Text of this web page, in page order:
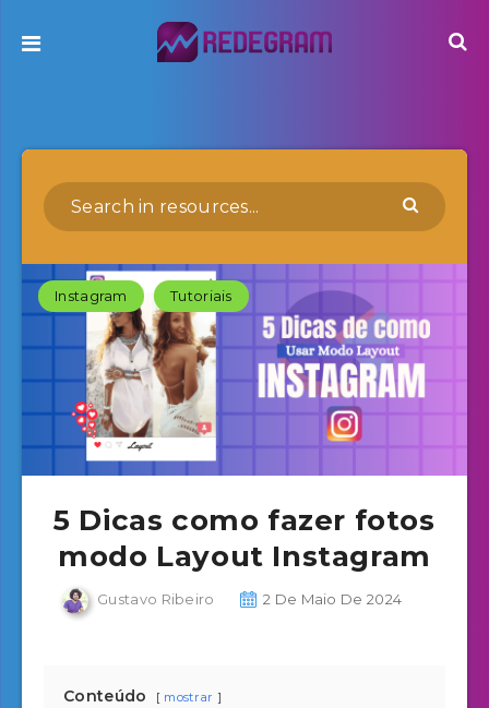
Instagram Tutoriais
5 Dicas como fazer fotos
modo Layout Instagram
Gustavo Ribeiro 2 De Maio De 2024
Conteúdo mostrar